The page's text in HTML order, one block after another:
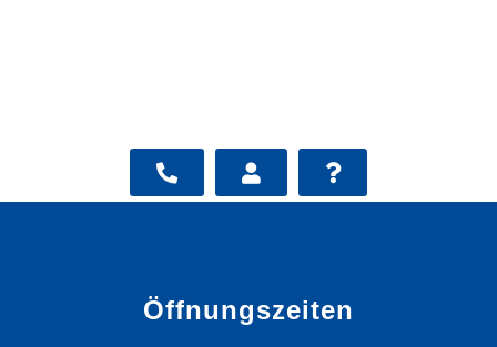
Öffnungszeiten